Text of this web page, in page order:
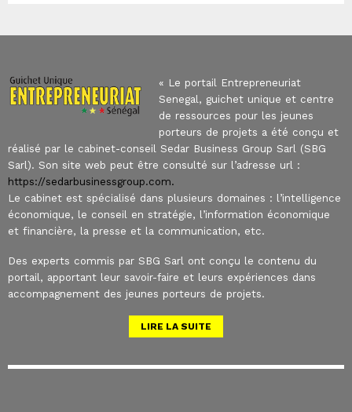
« Le portail Entrepreneuriat
Senegal, guichet unique et centre
de ressources pour les jeunes
porteurs de projets a été conçu et
réalisé par le cabinet-conseil Sedar Business Group Sarl (SBG
Sarl). Son site web peut être consulté sur l’adresse url :
https://sedarbusinessgroup.com.
Le cabinet est spécialisé dans plusieurs domaines : l’intelligence
économique, le conseil en stratégie, l’information économique
et financière, la presse et la communication, etc.
Des experts commis par SBG Sarl ont conçu le contenu du
portail, apportant leur savoir-faire et leurs expériences dans
accompagnement des jeunes porteurs de projets.
LIRE LA SUITE